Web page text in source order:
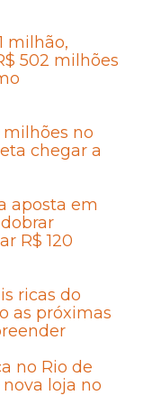
milhão,
502 milhões
no
chegar a
aposta em
R$ 120
ricas do
as próximas
no Rio de
loja no